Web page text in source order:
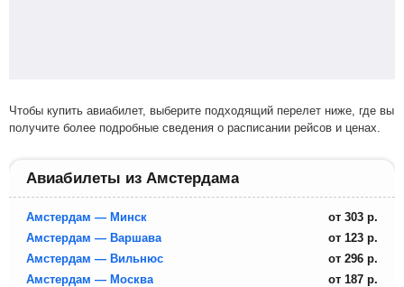
Чтобы купить авиабилет, выберите подходящий перелет ниже, где вы
получите более подробные сведения о расписании рейсов и ценах.
Авиабилеты из Амстердама
Амстердам — Минск от 303 р.
Амстердам — Варшава
от 123 р.
Амстердам — Вильнюс
от 296 р.
Амстердам — Москва
от 187 р.